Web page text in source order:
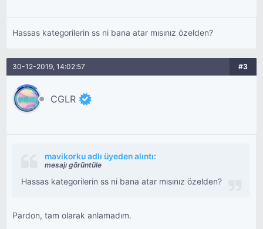
Hassas kategorilerin ss ni bana atar mısınız özelden?
30-12-2019, 14:02:57 #3
CGLR
mavikorku adlı üyeden alıntı:
mesajı görüntüle
Hassas kategorilerin ss ni bana atar mısınız özelden?
Pardon, tam olarak anlamadım.